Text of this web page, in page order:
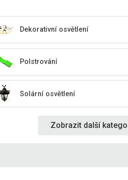
Dekorativní osvětlení
Polstrování
Solární osvětlení
Zobrazit další